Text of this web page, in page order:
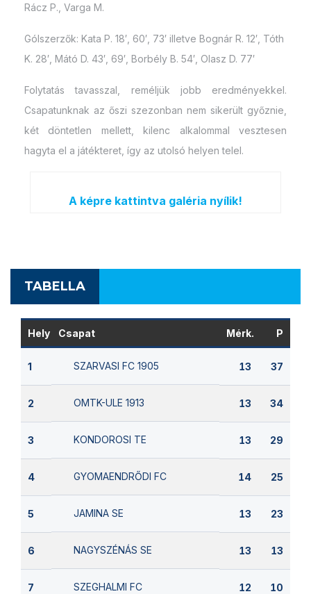
Rácz P., Varga M.
Gólszerzők: Kata P. 18′, 60′, 73′ illetve Bognár R. 12′, Tóth
K. 28′, Mátó D. 43′, 69′, Borbély B. 54′, Olasz D. 77′
Folytatás tavasszal, reméljük jobb eredményekkel.
Csapatunknak az őszi szezonban nem sikerült győznie,
két döntetlen mellett, kilenc alkalommal vesztesen
hagyta el a játékteret, így az utolsó helyen telel.
A képre kattintva galéria nyílik!
TABELLA
Hely Csapat Mérk. P
1 SZARVASI FC 1905 13 37
2 OMTK-ULE 1913 13 34
3 KONDOROSI TE 13 29
4 GYOMAENDRŐDI FC 14 25
5 JAMINA SE 13 23
6 NAGYSZÉNÁS SE 13 13
7 SZEGHALMI FC 12 10